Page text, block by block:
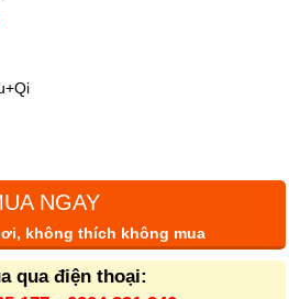
NGAY
không thích không mua
qua điện thoại: